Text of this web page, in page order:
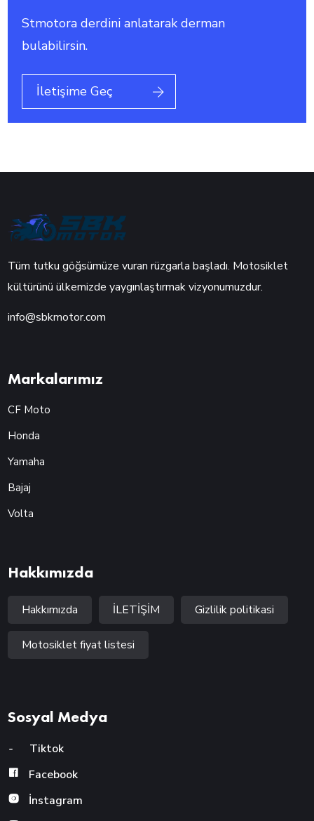
Stmotora derdini anlatarak derman
bulabilirsin.
İletişime Geç
Tüm tutku göğsümüze vuran rüzgarla başladı. Motosiklet
kültürünü ülkemizde yaygınlaştırmak vizyonumuzdur.
info@sbkmotor.com
Markalarımız
CF Moto
Honda
Yamaha
Bajaj
Volta
Hakkımızda
Hakkımızda İLETİŞİM Gizlilik politikasi
Motosiklet fiyat listesi
Sosyal Medya
-
Tiktok
Facebook
İnstagram